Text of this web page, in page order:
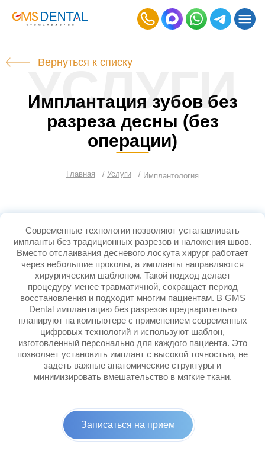
Вернуться к списку
Имплантация зубов без
разреза десны (без
операции)
УСЛУГИ
Главная Услуги Имплантология
Современные технологии позволяют устанавливать
импланты без традиционных разрезов и наложения швов.
Вместо отслаивания десневого лоскута хирург работает
через небольшие проколы, а импланты направляются
хирургическим шаблоном. Такой подход делает
процедуру менее травматичной, сокращает период
восстановления и подходит многим пациентам. В GMS
Dental имплантацию без разрезов предварительно
планируют на компьютере с применением современных
цифровых технологий и используют шаблон,
изготовленный персонально для каждого пациента. Это
позволяет установить имплант с высокой точностью, не
задеть важные анатомические структуры и
минимизировать вмешательство в мягкие ткани.
Записаться на прием